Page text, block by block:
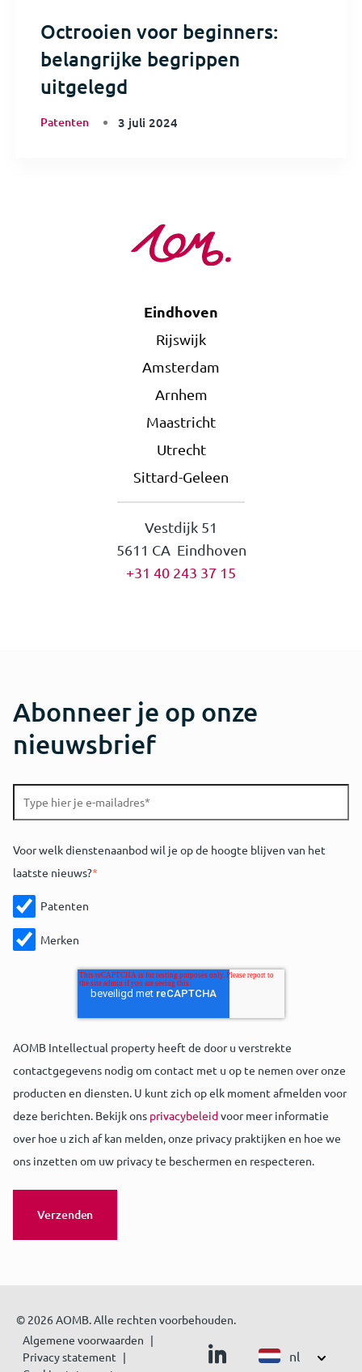
Octrooien voor beginners:
belangrijke begrippen
uitgelegd
Patenten 3 juli 2024
Eindhoven
Rijswijk
Amsterdam
Arnhem
Maastricht
Utrecht
Sittard-Geleen
Vestdijk 51
5611 CA Eindhoven
+31 40 243 37 15
Abonneer je op onze
nieuwsbrief
Voor welk dienstenaanbod wil je op de hoogte blijven van het
laatste nieuws?*
Patenten
Merken
AOMB Intellectual property heeft de door u verstrekte
contactgegevens nodig om contact met u op te nemen over onze
producten en diensten. U kunt zich op elk moment afmelden voor
deze berichten. Bekijk ons privacybeleidvoor meer informatie
over hoe u zich af kan melden, onze privacy praktijken en hoe we
ons inzetten om uw privacy te beschermen en respecteren.
© 2026 AOMB. Alle rechten voorbehouden.
Algemene voorwaarden
Privacy statement
nl